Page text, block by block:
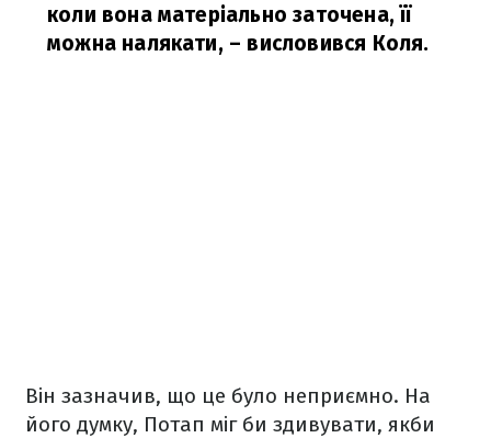
коли вона матеріально заточена, її
можна налякати, – висловився Коля.
Він зазначив, що це було неприємно. На
його думку, Потап міг би здивувати, якби